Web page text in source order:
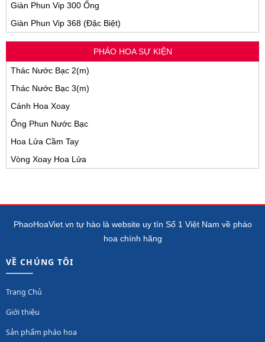
Giàn Phun Vip 300 Ống
Giàn Phun Vip 368 (Đặc Biệt)
PHÁO HOA SỰ KIỆN
Thác Nước Bạc 2(m)
Thác Nước Bạc 3(m)
Cánh Hoa Xoay
Ống Phun Nước Bạc
Hoa Lửa Cầm Tay
Vòng Xoay Hoa Lửa
PhaoHoaViet.vn tự hào là website uy tín Số 1 Việt Nam về pháo
hoa chính hãng
VỀ CHÚNG TÔI
Trang Chủ
Giới thiệu
Sản phẩm pháo hoa